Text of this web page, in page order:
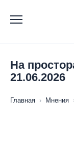
содержанию
На
21.06.2026
Главная › Мнения